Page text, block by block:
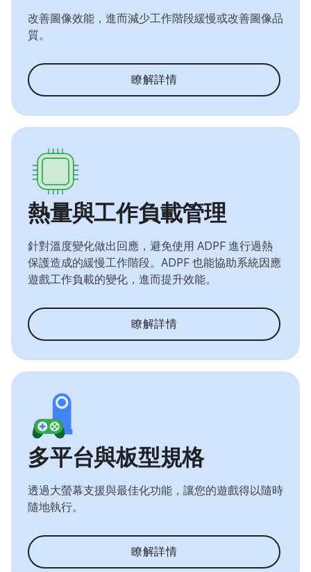
改善圖像效能，進而減少工作階段緩慢或改善圖像品
質。
瞭解詳情
熱量與工作負載管理
針對溫度變化做出回應，避免使用 ADPF 進行過熱
保護造成的緩慢工作階段。ADPF 也能協助系統因應
遊戲工作負載的變化，進而提升效能。
瞭解詳情
多平台與板型規格
透過大螢幕支援與最佳化功能，讓您的遊戲得以隨時
隨地執行。
瞭解詳情